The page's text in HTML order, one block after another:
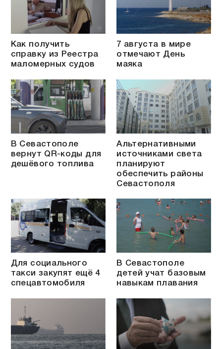
Как получить
справку из Реестра
маломерных судов
7 августа в мире
отмечают День
маяка
В Севастополе
вернут QR-коды для
дешёвого топлива
Альтернативными
источниками света
планируют
обеспечить районы
Севастополя
Для социального
такси закупят ещё 4
спецавтомобиля
В Севастополе
детей учат базовым
навыкам плавания